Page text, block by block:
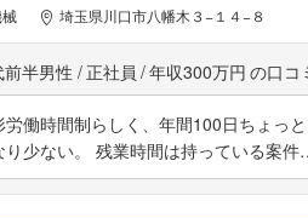
埼玉県川口市八幡木３−１４−８
半男性 正社員 年収300万円
労働時間制らしく、年間100日ちょっ
り少ない。 残業時間は持っている案